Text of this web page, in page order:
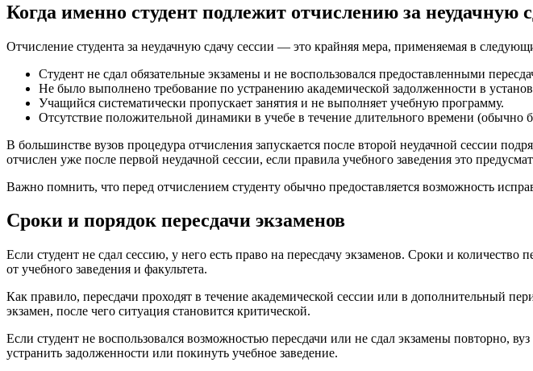
Когда именно студент подлежит отчислению за неудачную
Отчисление студента за неудачную сдачу сессии — это крайняя мера, применяемая в
Студент не сдал обязательные экзамены и не воспользовался предоставленными
Не было выполнено требование по устранению академической задолженности в
Учащийся систематически пропускает занятия и не выполняет учебную программу.
Отсутствие положительной динамики в учебе в течение длительного времени (обычно
В большинстве вузов процедура отчисления запускается после второй неудачной сессии
отчислен уже после первой неудачной сессии, если правила учебного заведения это
Важно помнить, что перед отчислением студенту обычно предоставляется возможность
Сроки и порядок пересдачи экзаменов
Если студент не сдал сессию, у него есть право на пересдачу экзаменов. Сроки и
от учебного заведения и факультета.
Как правило, пересдачи проходят в течение академической сессии или в дополнительный
экзамен, после чего ситуация становится критической.
Если студент не воспользовался возможностью пересдачи или не сдал экзамены повторно,
устранить задолженности или покинуть учебное заведение.